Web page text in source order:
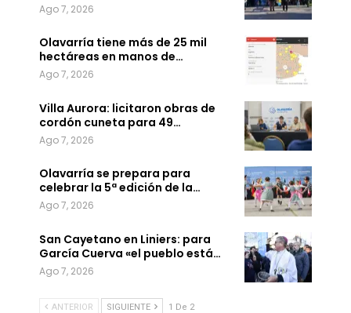
Ago 7, 2026
Olavarría tiene más de 25 mil
hectáreas en manos de…
Ago 7, 2026
Villa Aurora: licitaron obras de
cordón cuneta para 49…
Ago 7, 2026
Olavarría se prepara para
celebrar la 5ª edición de la…
Ago 7, 2026
San Cayetano en Liniers: para
García Cuerva «el pueblo está…
Ago 7, 2026
ANTERIOR SIGUIENTE 1 De 2